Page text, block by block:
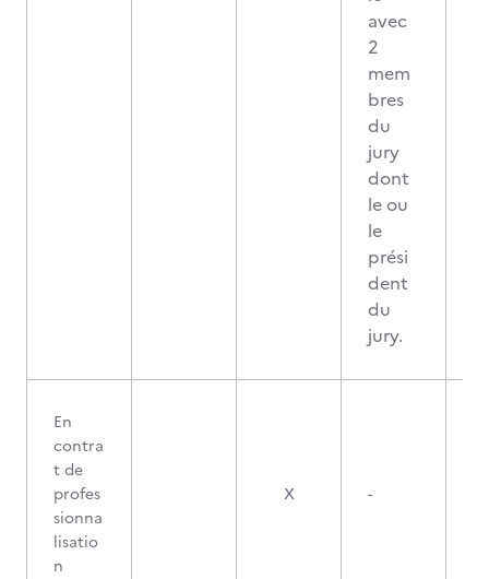
avec
2
mem
bres
du
jury
dont
le ou
le
prési
dent
du
jury.
En
contra
t de
profes
sionna
lisatio
n
X -